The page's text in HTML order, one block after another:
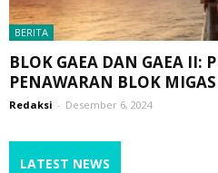
BERITA
BLOK GAEA DAN GAEA II:
PENAWARAN BLOK
Redaksi - Desember 6, 2024
LATEST NEWS